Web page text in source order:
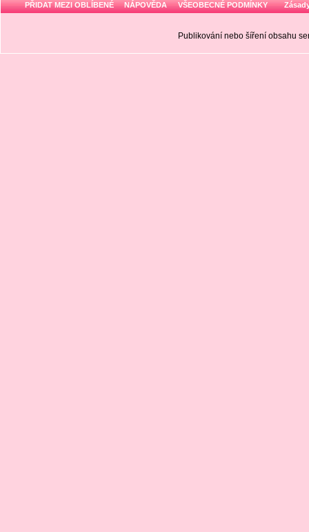
PŘIDAT MEZI OBLÍBENÉ NÁPOVĚDA VŠEOBECNÉ PODMÍNKY
Publikování nebo šíření obsahu